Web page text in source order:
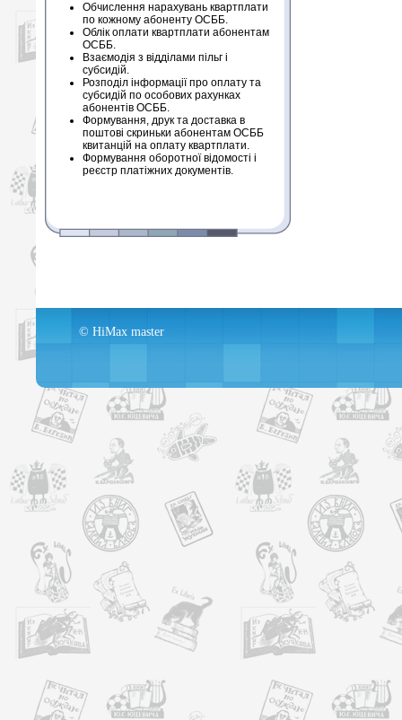
Обчислення нарахувань квартплати
по кожному абоненту ОСББ.
Облік оплати квартплати абонентам
ОСББ.
Взаємодія з відділами пільг і
субсидій.
Розподіл інформації про оплату та
субсидій по особових рахунках
абонентів ОСББ.
Формування, друк та доставка в
поштові скриньки абонентам ОСББ
квитанцій на оплату квартплати.
Формування оборотної відомості і
реєстр платіжних документів.
© HiMax master